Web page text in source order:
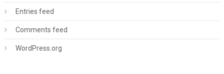
Entries feed
Comments feed
WordPress.org